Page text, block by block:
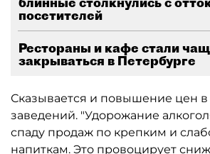
посетителей
Рестораны и кафе стали
закрываться в Петербурге
Сказывается и повышение цен
заведений. "Удорожание
спаду продаж по крепким и
напиткам. Это провоцирует